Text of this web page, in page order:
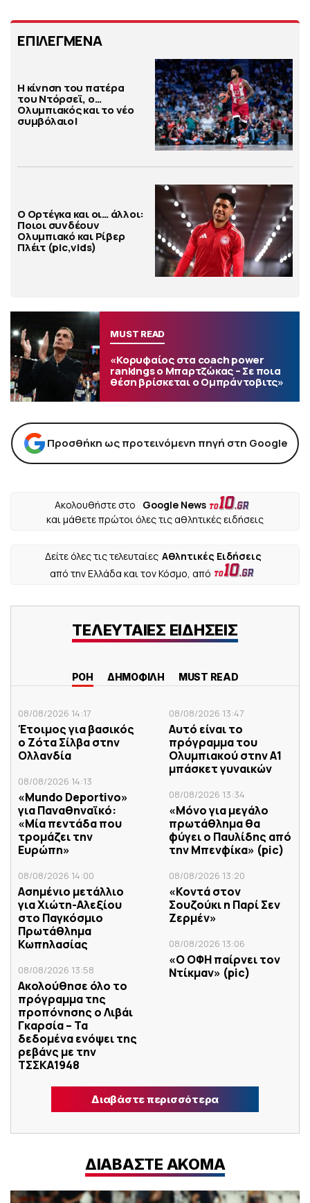
ΕΠΙΛΕΓΜΕΝΑ
Η κίνηση του πατέρα
του Ντόρσεϊ, ο…
Ολυμπιακός και το νέο
συμβόλαιο!
Ο Ορτέγκα και οι… άλλοι:
Ποιοι συνδέουν
Ολυμπιακό και Ρίβερ
Πλέιτ (pic,vids)
MUST READ
«Κορυφαίος στα coach power
rankings ο Μπαρτζώκας – Σε ποια
θέση βρίσκεται ο Ομπράντοβιτς»
Προσθήκη ως προτεινόμενη πηγή στη Google
Ακολουθήστε στο
Google News
και μάθετε πρώτοι όλες τις αθλητικές ειδήσεις
Δείτε όλες τις τελευταίες Αθλητικές Ειδήσεις
από την Ελλάδα και τον Κόσμο, από
ΤΕΛΕΥΤΑΙΕΣ ΕΙΔΗΣΕΙΣ
ΡΟΗ ΔΗΜΟΦΙΛΗ MUST READ
08/08/2026 14:17
Έτοιμος για βασικός
ο Ζότα Σίλβα στην
Ολλανδία
08/08/2026 14:13
«Mundo Deportivo»
για Παναθηναϊκό:
«Μία πεντάδα που
τρομάζει την
Ευρώπη»
08/08/2026 14:00
Ασημένιο μετάλλιο
για Χιώτη-Αλεξίου
στο Παγκόσμιο
Πρωτάθλημα
Κωπηλασίας
08/08/2026 13:58
Ακολούθησε όλο το
πρόγραμμα της
προπόνησης ο Λιβάι
Γκαρσία – Τα
δεδομένα ενόψει της
ρεβάνς με την
ΤΣΣΚΑ1948
08/08/2026 13:47
Αυτό είναι το
πρόγραμμα του
Ολυμπιακού στην Α1
μπάσκετ γυναικών
08/08/2026 13:34
«Μόνο για μεγάλο
πρωτάθλημα θα
φύγει ο Παυλίδης από
την Μπενφίκα» (pic)
08/08/2026 13:20
«Κοντά στον
Σουζούκι η Παρί Σεν
Ζερμέν»
08/08/2026 13:06
«Ο ΟΦΗ παίρνει τον
Ντίκμαν» (pic)
Διαβάστε περισσότερα
ΔΙΑΒΑΣΤΕ ΑΚΟΜΑ